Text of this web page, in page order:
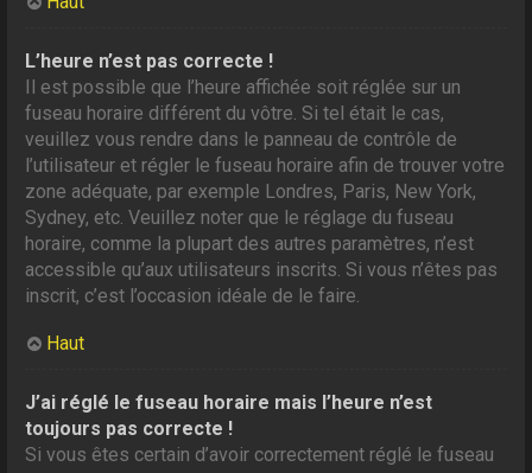
L’heure n’est pas correcte !
Il est possible que l’heure affichée soit réglée sur un
fuseau horaire différent du vôtre. Si tel était le cas,
veuillez vous rendre dans le panneau de contrôle de
l’utilisateur et régler le fuseau horaire afin de trouver votre
zone adéquate, par exemple Londres, Paris, New York,
Sydney, etc. Veuillez noter que le réglage du fuseau
horaire, comme la plupart des autres paramètres, n’est
accessible qu’aux utilisateurs inscrits. Si vous n’êtes pas
inscrit, c’est l’occasion idéale de le faire.
Haut
J’ai réglé le fuseau horaire mais l’heure n’est
toujours pas correcte !
Si vous êtes certain d’avoir correctement réglé le fuseau